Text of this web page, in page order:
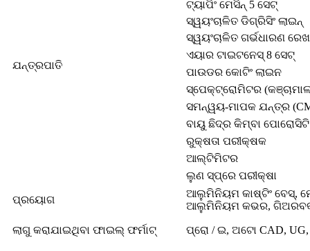
ଯନ୍ତ୍ରପାତି
ଟ୍ୟାପିଂ ମେସିନ୍ 5 ସେଟ୍
ସ୍ୱୟଂଚାଳିତ ଡିଗ୍ରିସିଂ ଲାଇନ୍
ସ୍ୱୟଂଚାଳିତ ଗର୍ଭଧାରଣ
ଏୟାର ଟାଇଟନେସ୍ 8 ସେଟ୍
ପାଉଡର କୋଟିଂ ଲାଇନ
ସ୍ପେକ୍ଟ୍ରୋମିଟର
ସମନ୍ୱୟ-ମାପକ ଯନ୍ତ୍ର
ବାୟୁ ଛିଦ୍ର କିମ୍ବା
ରୁକ୍ଷତା ପରୀକ୍ଷକ
ଆଲ୍ଟିମିଟର
ଲୁଣ ସ୍ପ୍ରେ ପରୀକ୍ଷା
ପ୍ରୟୋଗ
ଆଲୁମିନିୟମ କାଷ୍ଟିଂ ବେସ୍,
ଆଲୁମିନିୟମ କଭର,
ଲାଗୁ କରାଯାଇଥିବା ଫାଇଲ୍ ଫର୍ମାଟ୍ ପ୍ରୋ / ଇ, ଅଟୋ CAD, UG,